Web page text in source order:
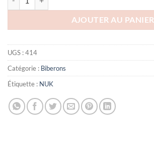
AJOUTER AU PANIER
UGS :414
Catégorie : Biberons
Étiquette : NUK